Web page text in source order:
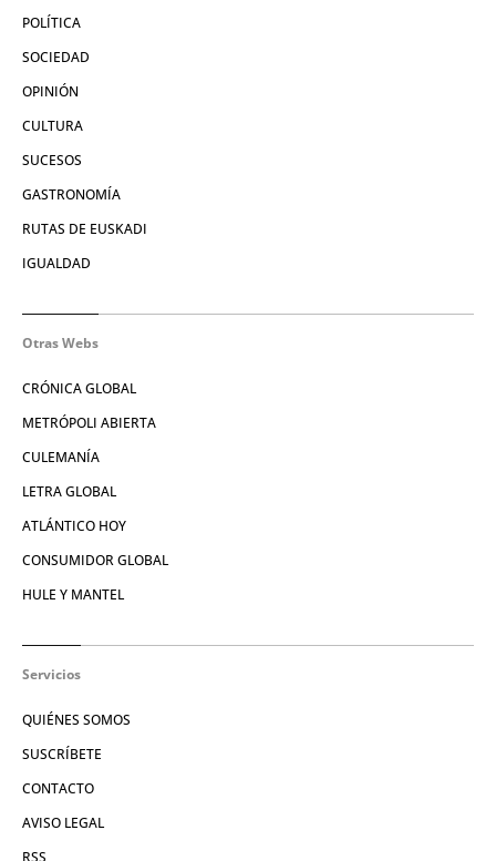
POLÍTICA
SOCIEDAD
OPINIÓN
CULTURA
SUCESOS
GASTRONOMÍA
RUTAS DE EUSKADI
IGUALDAD
Otras Webs
CRÓNICA GLOBAL
METRÓPOLI ABIERTA
CULEMANÍA
LETRA GLOBAL
ATLÁNTICO HOY
CONSUMIDOR GLOBAL
HULE Y MANTEL
Servicios
QUIÉNES SOMOS
SUSCRÍBETE
CONTACTO
AVISO LEGAL